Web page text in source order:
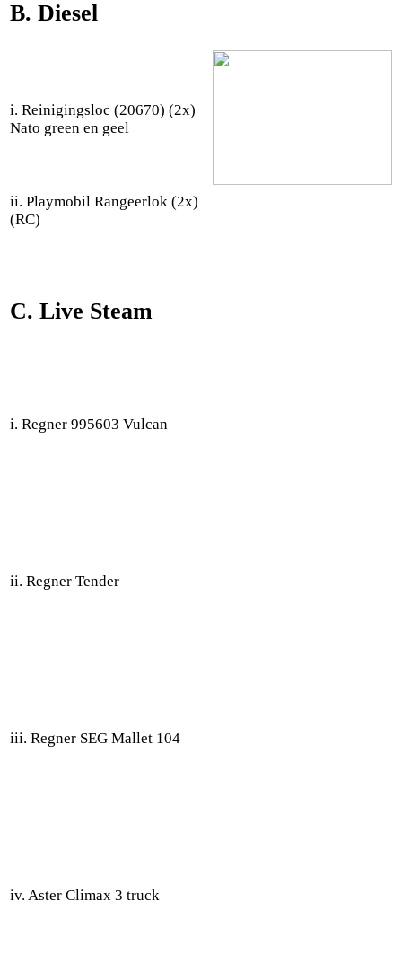
B. Diesel
i. Reinigingsloc (20670) (2x)
Nato green en geel
ii. Playmobil Rangeerlok (2x)
(RC)
C. Live Steam
i. Regner 995603 Vulcan
ii. Regner Tender
iii. Regner SEG Mallet 104
iv. Aster Climax 3 truck